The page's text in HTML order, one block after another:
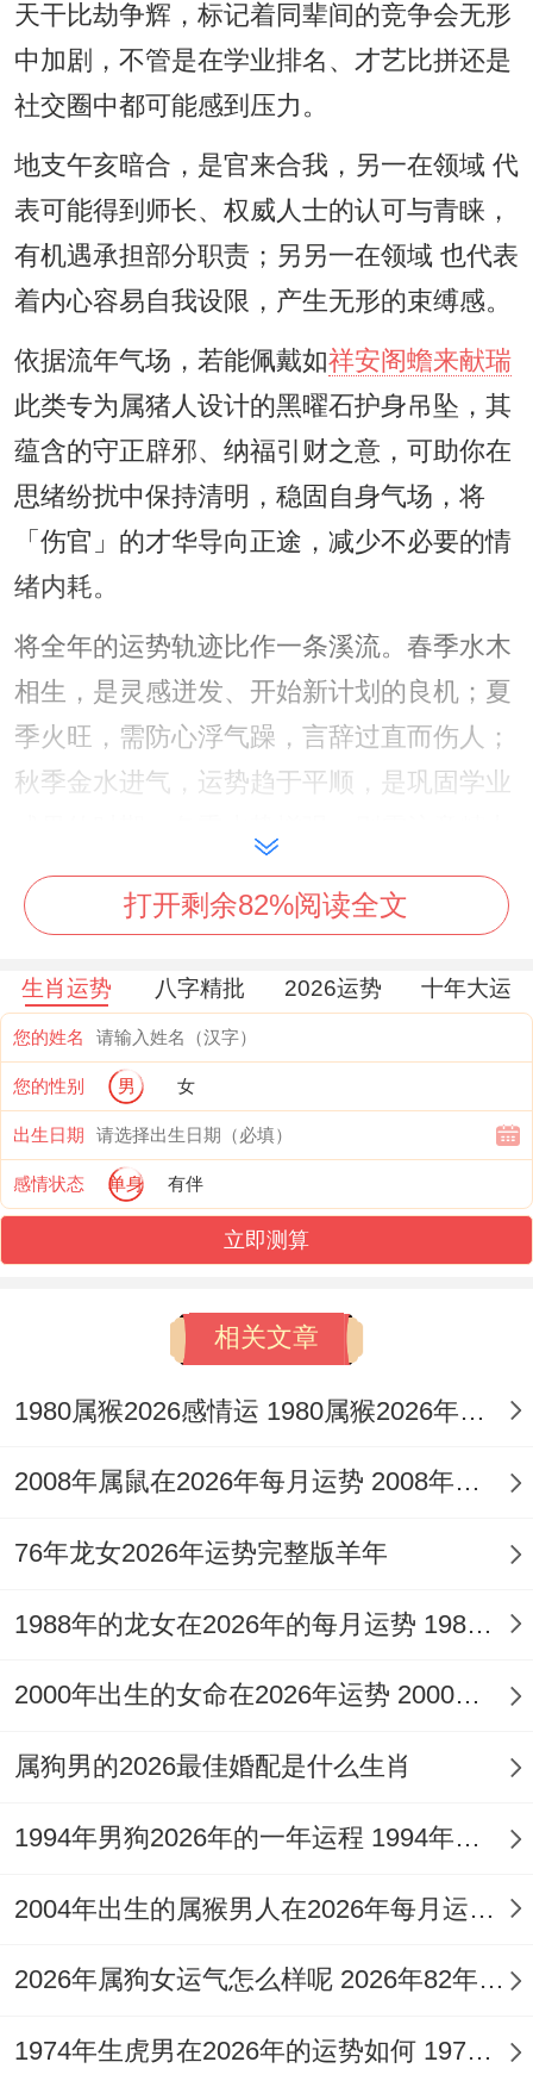
天干比劫争辉，标记着同辈间的竞争会无形
中加剧，不管是在学业排名、才艺比拼还是
社交圈中都可能感到压力。
地支午亥暗合，是官来合我，另一在领域 代
表可能得到师长、权威人士的认可与青睐，
有机遇承担部分职责；另另一在领域 也代表
着内心容易自我设限，产生无形的束缚感。
依据流年气场，若能佩戴如祥安阁蟾来献瑞
此类专为属猪人设计的黑曜石护身吊坠，其
蕴含的守正辟邪、纳福引财之意，可助你在
思绪纷扰中保持清明，稳固自身气场，将
「伤官」的才华导向正途，减少不必要的情
绪内耗。
将全年的运势轨迹比作一条溪流。春季水木
相生，是灵感迸发、开始新计划的良机；夏
季火旺，需防心浮气躁，言辞过直而伤人；
秋季金水进气，运势趋于平顺，是巩固学业
分配，避免因过度投入兴趣爱好而作用主
业。
纵观全年虽偶有波澜。但财官双美的潜在吉
利因素始终存在，代表着通过个人努力，完
全可能在学业或重要比赛中取得实质性荣誉
与收获，关键在于是否能够专注目标，化解
外在的竞争与内在的纷扰。
二、学业运势详解：文昌入命，戒骄戒躁
而言无疑是吉兆，这预示着2026年你们的学
习技能 、理解力与记忆力都将处于高位，尤
其对文科，艺术、设计，编程等需要想象力
生可能还会在写作，辩论、科技创新等比赛
中取得亮眼成绩。
但流年同时见劫煞。这提示需格外警惕两个
况，以为自己懂了，实则基础不够扎实；二
结合星象，在书房或书桌的东北方文昌位，
安放一件祥安阁登榜扬名摆件，借助其「麒
注力，激发求知欲，助你在学业竞争中保持
领先优点 ，将文昌星的效力发挥到极致。
打开剩余82%阅读全文
生肖运势 八字精批 2026运势 十年大运
您的姓名
您的性别 男 女
出生日期
感情状态 单身 有伴
立即测算
相关文章
1980属猴2026感情运 1980属猴2026年感情运势
2008年属鼠在2026年每月运势 2008年属鼠在2026年学业
76年龙女2026年运势完整版羊年
1988年的龙女在2026年的每月运势 1988年龙女2026年的全年运势
2000年出生的女命在2026年运势 2000年出生的龙女孩的婚姻
属狗男的2026最佳婚配是什么生肖
1994年男狗2026年的一年运程 1994年男狗2026年运势如何
2004年出生的属猴男人在2026年每月运势 2004年出生的什么生肖
2026年属狗女运气怎么样呢 2026年82年属狗女全年完整运气
1974年生虎男在2026年的运势如何 1974年生虎男2026年婚姻感情运势